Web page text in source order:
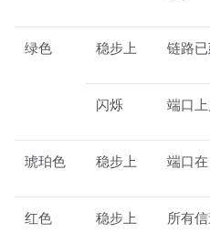
绿色 稳步上 链路
闪烁 端口上
琥珀色 稳步上 端口在
红色 稳步上 所有